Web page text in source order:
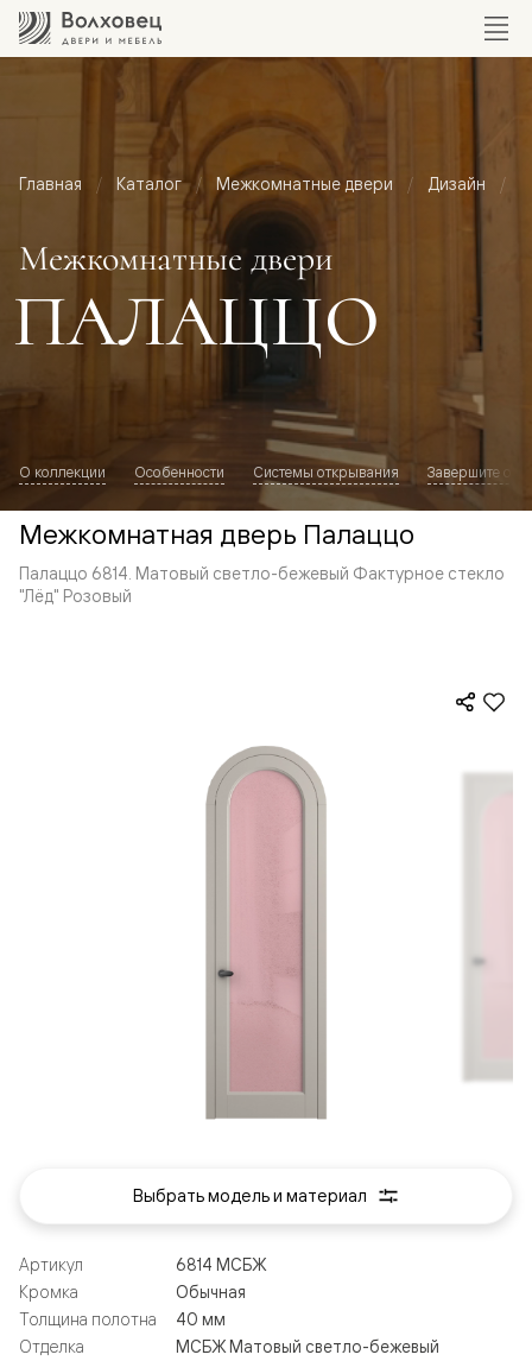
Главная Каталог Межкомнатные двери Дизайн
Межкомнатные двери
ПАЛАЦЦО
О коллекции Особенности Системы открывания Завершите
Межкомнатная дверь Палаццо
Палаццо 6814. Матовый светло-бежевый Фактурное стекло
"Лёд" Розовый
Артикул
6814 МСБЖ
Кромка
Обычная
Толщина полотна
40 мм
Отделка
МСБЖ Матовый светло-бежевый
Выбрать модель и материал